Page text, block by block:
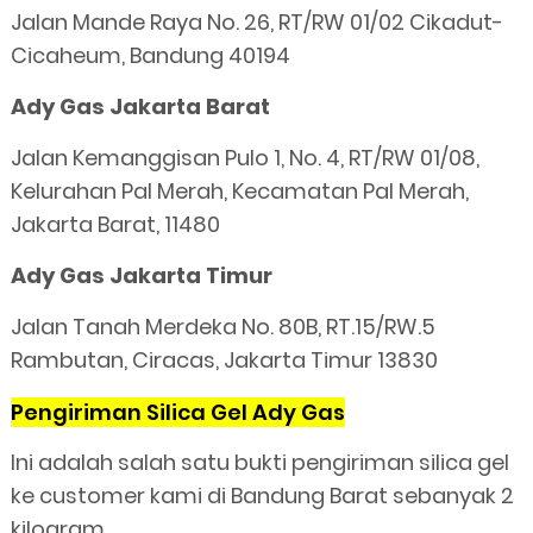
Jalan Mande Raya No. 26, RT/RW 01/02 Cikadut-
Cicaheum, Bandung 40194
Ady Gas Jakarta Barat
Jalan Kemanggisan Pulo 1, No. 4, RT/RW 01/08,
Kelurahan Pal Merah, Kecamatan Pal Merah,
Jakarta Barat, 11480
Ady Gas Jakarta Timur
Jalan Tanah Merdeka No. 80B, RT.15/RW.5
Rambutan, Ciracas, Jakarta Timur 13830
Pengiriman Silica Gel Ady Gas
Ini adalah salah satu bukti pengiriman silica gel
ke customer kami di Bandung Barat sebanyak 2